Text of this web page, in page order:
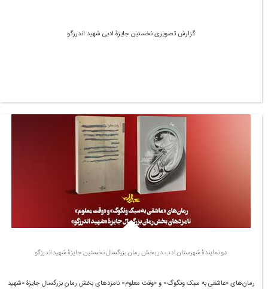
گزارش تصویری نخستین جایزۀ ادبی شهید اندرزگو
دو نمایندۀ شهرستان ادب در بخش رمان بزرگسال نخستین جایزۀ شهید اندرزگو
رمان‌های «عاشقی به سبک ونگوگ» و «وقت معلوم» نامزدهای بخش رمان بزرگسال جایزۀ «شهید